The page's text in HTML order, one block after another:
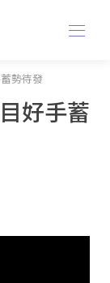
勢待發
好手蓄